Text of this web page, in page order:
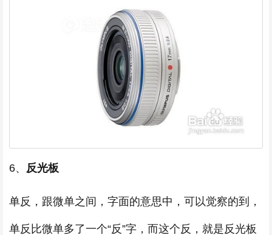
6、 反光板
单反，跟微单之间，字面的意思中，可以觉察的到，
单反比微单多了一个“反”字，而这个反，就是反光板